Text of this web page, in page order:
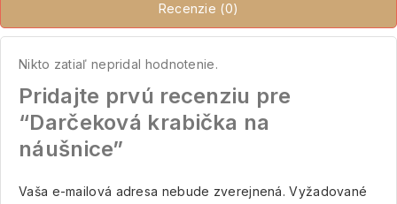
Recenzie (0)
Nikto zatiaľ nepridal hodnotenie.
Pridajte prvú recenziu pre
“Darčeková krabička na
náušnice”
Vaša e-mailová adresa nebude zverejnená. Vyžadované